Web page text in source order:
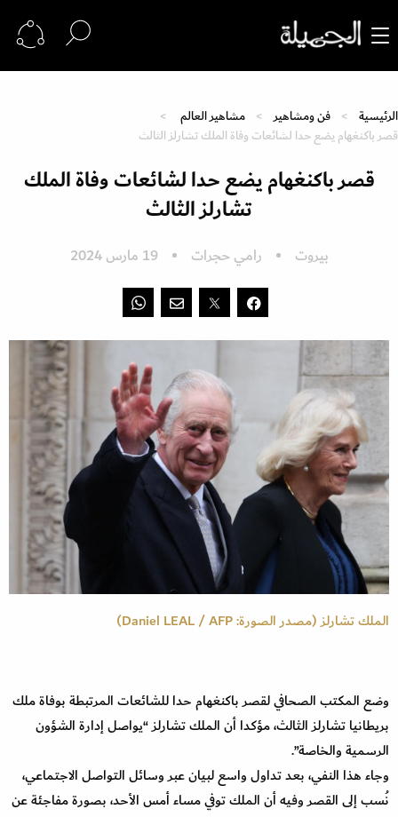
الرئيسية فن ومشاهير
مشاهير العالم
قصر باكنغهام يضع حدا لشائعات وفاة الملك تشارلز الثالث
قصر باكنغهام يضع حدا لشائعات وفاة الملك
تشارلز الثالث
بيروت رامي حجرات 19 مارس 2024
الملك تشارلز (مصدر الصورة: Daniel LEAL / AFP)
وضع المكتب الصحافي لقصر باكنغهام حدا للشائعات المرتبطة بوفاة ملك
بريطانيا تشارلز الثالث، مؤكدا أن الملك تشارلز “يواصل إدارة الشؤون
الرسمية والخاصة”.
وجاء هذا النفي، بعد تداول واسع لبيان عبر وسائل التواصل الاجتماعي،
نُسب إلى القصر وفيه أن الملك توفي مساء أمس الأحد، بصورة مفاجئة عن